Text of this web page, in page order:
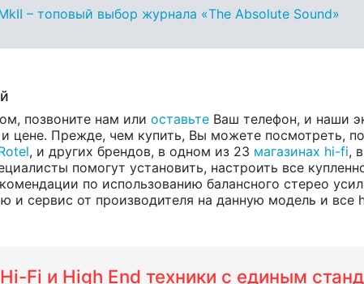
– топовый выбор журнала «The Absolute Sound»
позвоните нам или оставьте Ваш телефон, и наши
цене. Прежде, чем купить, Вы можете посмотреть,
, и других брендов, в одном из 23 магазинах hi-fi,
помогут установить, настроить все
по использованию балансного стерео
и сервис от производителя на данную модель и все
Fi и High End техники с единым